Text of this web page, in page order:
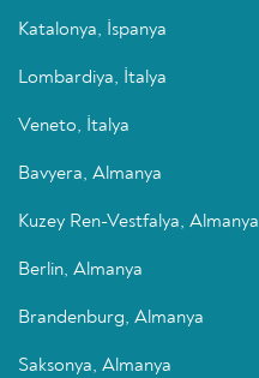
Katalonya, İspanya
Lombardiya, İtalya
Veneto, İtalya
Bavyera, Almanya
Kuzey Ren-Vestfalya, Almanya
Berlin, Almanya
Brandenburg, Almanya
Saksonya, Almanya